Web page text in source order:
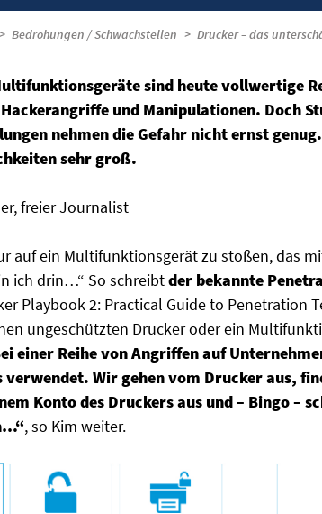
Bedrohungen / Schwachstellen Drucker – das
sind heute vollwertige
und Manipulationen. Doch
nehmen die Gefahr nicht ernst
sehr groß.
freier Journalist
auf ein Multifunktionsgerät zu stoßen, das
ich drin…“ So schreibtder bekannte
Playbook 2: Practical Guide to Penetration
ungeschützten Drucker oder ein
einer Reihe von Angriffen auf
verwendet. Wir gehen vom Drucker aus,
Konto des Druckers aus und – Bingo –
, so Kim weiter.